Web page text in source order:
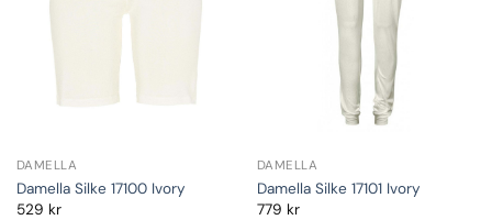
DAMELLA
Damella Silke 17100 Ivory
529 kr
DAMELLA
Damella Silke 17101 Ivory
779 kr